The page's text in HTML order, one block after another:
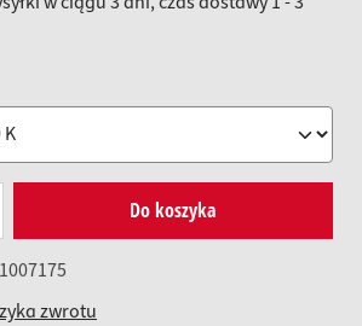
Produkt Anzahl: Gib den
Do koszyka
1007175
zwrotu